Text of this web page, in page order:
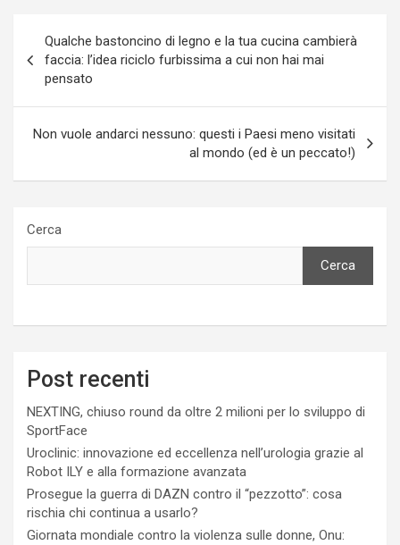
articoli
Qualche bastoncino di legno e la tua cucina cambierà
faccia: l’idea riciclo furbissima a cui non hai mai
pensato
Non vuole andarci nessuno: questi i Paesi meno visitati
al mondo (ed è un peccato!)
Cerca
Cerca
Post recenti
NEXTING, chiuso round da oltre 2 milioni per lo sviluppo di
SportFace
Uroclinic: innovazione ed eccellenza nell’urologia grazie al
Robot ILY e alla formazione avanzata
Prosegue la guerra di DAZN contro il “pezzotto”: cosa
rischia chi continua a usarlo?
Giornata mondiale contro la violenza sulle donne, Onu: